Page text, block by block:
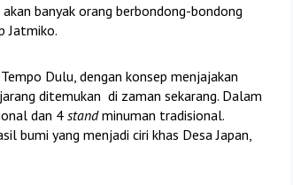
banyak orang berbondong-bondong
Jatmiko.
Dulu, dengan konsep menjajakan
ditemukan di zaman sekarang. Dalam
dan 4 standminuman tradisional.
bumi yang menjadi ciri khas Desa Japan,